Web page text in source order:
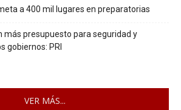
a 400 mil lugares en preparatorias
más presupuesto para seguridad y
gobiernos: PRI
VER MÁS...